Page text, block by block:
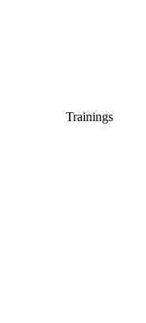
Trainings